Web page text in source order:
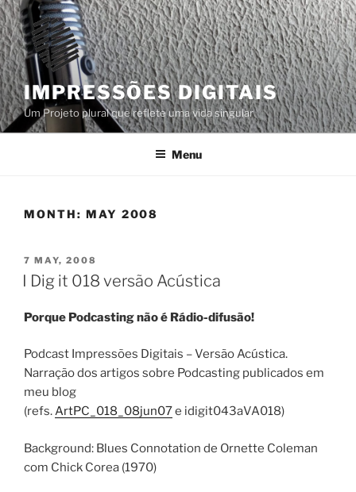
Skip
to
content
IMPRESSÕES DIGITAIS
Um Projeto plural que reflete uma vida singular
Menu
MONTH: MAY 2008
POSTED
ON
7 MAY, 2008
I Dig it 018 versão Acústica
Porque Podcasting não é Rádio-difusão!
Podcast Impressões Digitais – Versão Acústica.
Narração dos artigos sobre Podcasting publicados em
meu blog
(refs.ArtPC_018_08jun07e idigit043aVA018)
Background: Blues Connotation de Ornette Coleman
com Chick Corea (1970)